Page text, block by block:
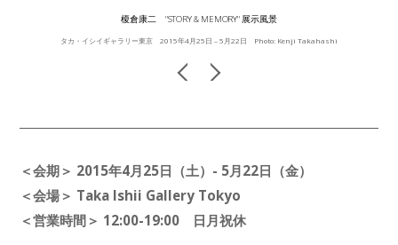
榎倉康二 "STORY & MEMORY" 展示風景
タカ・イシイギャラリー東京 2015年4月25日 – 5月22日 Photo: Kenji Takahashi
＜会期＞ 2015年4月25日（土）- 5月22日（金）
＜会場＞ Taka Ishii Gallery Tokyo
＜営業時間＞ 12:00-19:00 日月祝休